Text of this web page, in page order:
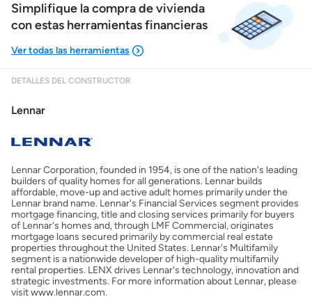
Simplifique la compra de vivienda
con estas herramientas financieras
Costos casa nueva vs. usada
Obtener mi puntaje de crédito
Calcular mi hipoteca
Obtener Aprobación Previa
Preparar mi casa para la venta
DETALLES DEL CONSTRUCTOR
Lennar
Lennar Corporation, founded in 1954, is one of the nation's leading
builders of quality homes for all generations. Lennar builds
affordable, move-up and active adult homes primarily under the
Lennar brand name. Lennar's Financial Services segment provides
mortgage financing, title and closing services primarily for buyers
of Lennar's homes and, through LMF Commercial, originates
mortgage loans secured primarily by commercial real estate
properties throughout the United States. Lennar's Multifamily
segment is a nationwide developer of high-quality multifamily
rental properties. LENX drives Lennar's technology, innovation and
strategic investments. For more information about Lennar, please
visit www.lennar.com.